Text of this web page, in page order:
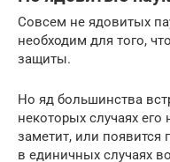
Совсем не ядовитых
необходим для того,
защиты.
Но яд большинства
некоторых случаях
заметит, или появится
в единичных случаях